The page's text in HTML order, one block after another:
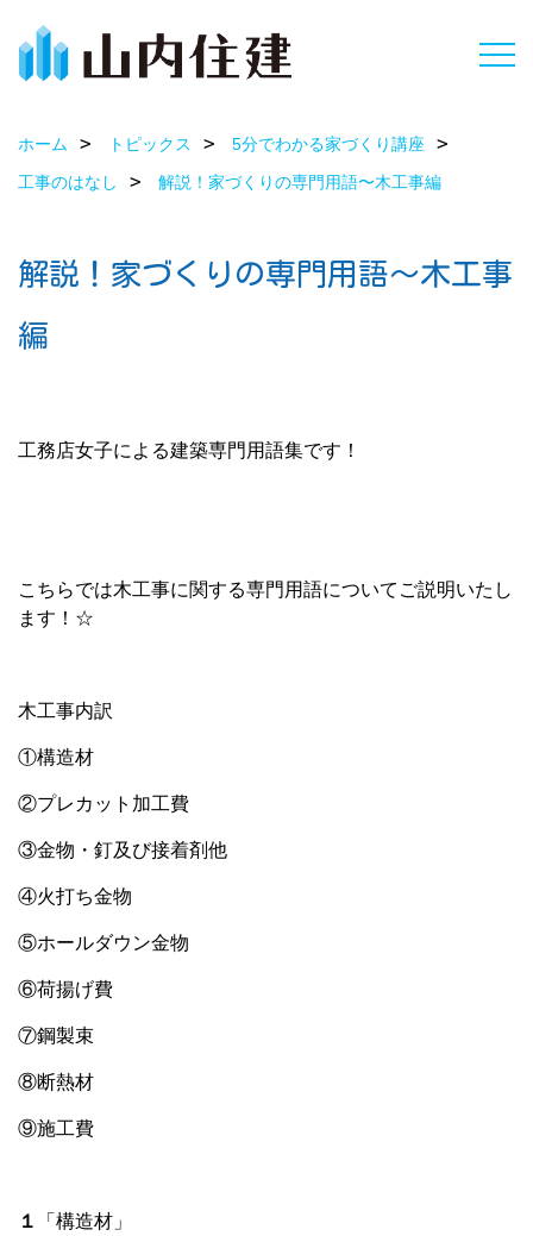
ホーム トピックス
5分でわかる家づくり講座
工事のはなし
解説！家づくりの専門用語〜木工事編
解説！家づくりの専門用語〜木工事
編
工務店女子による建築専門用語集です！
こちらでは木工事に関する専門用語についてご説明いたし
ます！☆
木工事内訳
①構造材
②プレカット加工費
③金物・釘及び接着剤他
④火打ち金物
⑤ホールダウン金物
⑥荷揚げ費
⑦鋼製束
⑧断熱材
⑨施工費
１ 「構造材」